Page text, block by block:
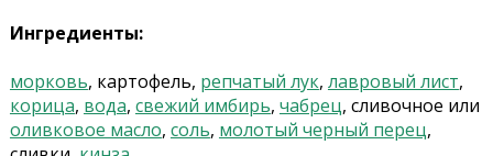
Ингредиенты:
морковь, картофель, репчатый лук, лавровый лист,
корица, вода, свежий имбирь, чабрец, сливочное или
оливковое масло, соль, молотый черный перец,